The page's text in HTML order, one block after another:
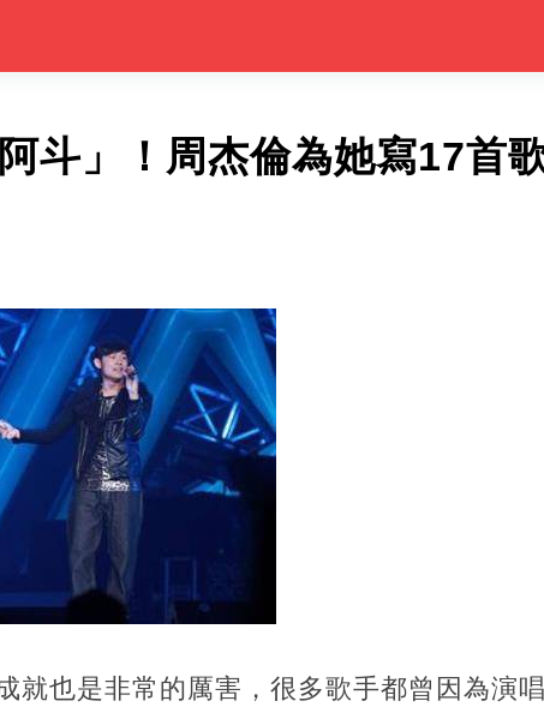
斗」！周杰倫為她寫17首
就也是非常的厲害，很多歌手都曾因為演